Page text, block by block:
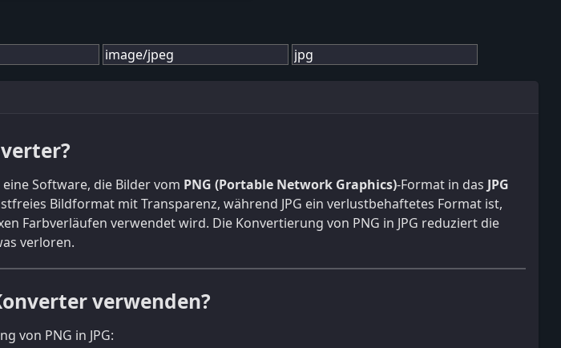
Software, die Bilder vom PNG (Portable Network Graphics)-Format in das JPG
Bildformat mit Transparenz, während JPG ein verlustbehaftetes Format ist,
Farbverläufen verwendet wird. Die Konvertierung von PNG in JPG reduziert die
verloren.
verwenden?
von PNG in JPG: